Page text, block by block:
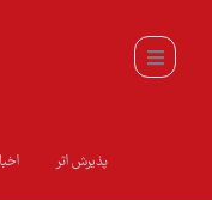
پذیرش اثر